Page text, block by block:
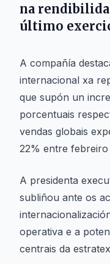
na
último
A compañía
internacional xa
que supón un
porcentuais
vendas globais
22% entre
A presidenta
subliñou ante os
operativa e a
centrais da